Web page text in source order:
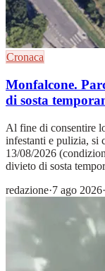
Cronaca
Monfalcone.
di sosta
Al fine di consentire
infestanti e pulizia, si
13/08/2026
divieto di sosta
redazione·7 ago 2026·